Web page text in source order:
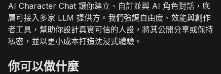
AI Character Chat 讓你建立、自訂並與 AI 角色對話，底
層可接入多家 LLM 提供方。我們強調自由度、效能與創作
者工具，幫助你設計真實可信的人設，將其公開分享或保持
私密，並以更小成本打造沈浸式體驗。
你可以做什麼